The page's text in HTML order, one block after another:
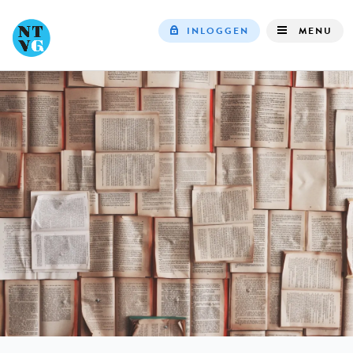
navigation
INLOGGEN MENU